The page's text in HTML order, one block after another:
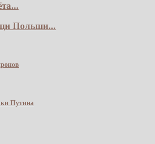
Польши...
Путина